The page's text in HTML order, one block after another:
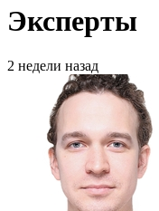
Эксперты
2 недели назад